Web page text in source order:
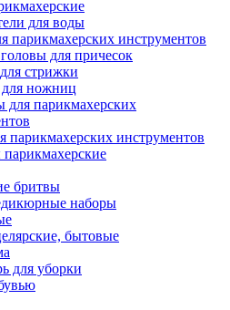
для воды
парикмахерских инструментов
для причесок
стрижки
ножниц
для парикмахерских
парикмахерских инструментов
бритвы
наборы
бытовые
для уборки